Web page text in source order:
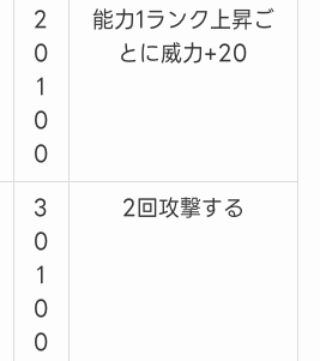
2
0
1
0
0
能力1ランク上昇ご
とに威力+20
3
0
1
0
0
2回攻撃する